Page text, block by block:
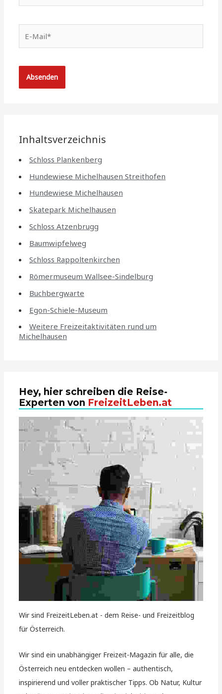
Mail*
Inhaltsverzeichnis
Schloss Plankenberg
Hundewiese Michelhausen Streithofen
Hundewiese Michelhausen
Skatepark Michelhausen
Schloss Atzenbrugg
Baumwipfelweg
Schloss Rappoltenkirchen
Römermuseum Wallsee-Sindelburg
Buchbergwarte
Egon-Schiele-Museum
Weitere Freizeitaktivitäten rund um
Michelhausen
Hey, hier schreiben die Reise-
Experten von FreizeitLeben.at
Wir sind FreizeitLeben.at - dem Reise- und Freizeitblog
für Österreich.
Wir sind ein unabhängiger Freizeit-Magazin für alle, die
Österreich neu entdecken wollen – authentisch,
inspirierend und voller praktischer Tipps. Ob Natur, Kultur